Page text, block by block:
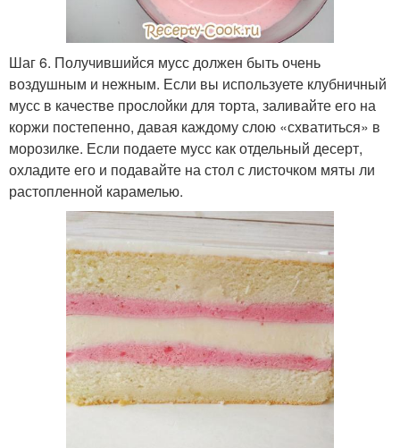
Шаг 6. Получившийся мусс должен быть очень
воздушным и нежным. Если вы используете клубничный
мусс в качестве прослойки для торта, заливайте его на
коржи постепенно, давая каждому слою «схватиться» в
морозилке. Если подаете мусс как отдельный десерт,
охладите его и подавайте на стол с листочком мяты ли
растопленной карамелью.